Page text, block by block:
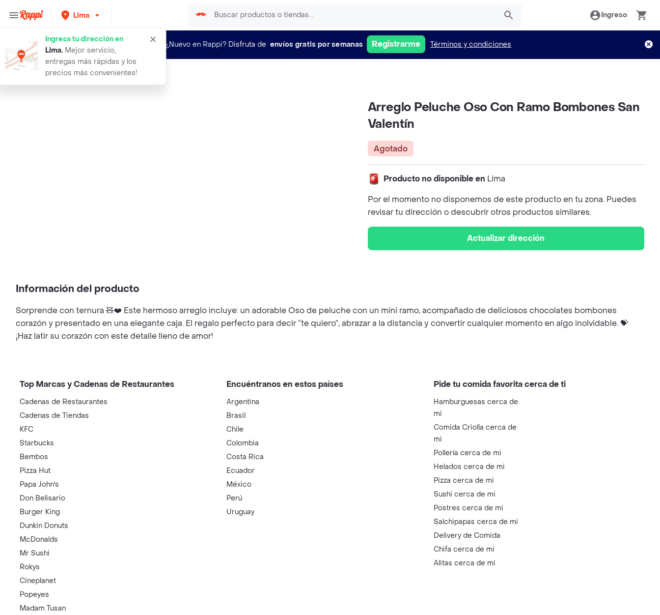
Lima
Ingresa tu dirección en
Lima. Mejor servicio,
entregas más rápidas y los
precios más convenientes!
Ingreso
¿Nuevo en Rappi? Disfruta de envíos gratis por semanas Registrarme Términos y condiciones
arreglo peluche oso con ramo bombon
Arreglo Peluche Oso Con Ramo Bombones San
Valentín
Agotado
Producto no disponible en Lima
Por el momento no disponemos de este producto en tu zona. Puedes
revisar tu dirección o descubrir otros productos similares.
Actualizar dirección
Información del producto
Sorprende con ternura 🧸❤️ Este hermoso arreglo incluye: un adorable Oso de peluche con un mini ramo, acompañado de deliciosos chocolates bombones
corazón y presentado en una elegante caja. El regalo perfecto para decir “te quiero”, abrazar a la distancia y convertir cualquier momento en algo inolvidable. 💝
¡Haz latir su corazón con este detalle lleno de amor!
Top Marcas y Cadenas de Restaurantes
Cadenas de Restaurantes
Cadenas de Tiendas
KFC
Starbucks
Bembos
Pizza Hut
Papa John's
Don Belisario
Burger King
Dunkin Donuts
McDonalds
Mr Sushi
Rokys
Cineplanet
Popeyes
Madam Tusan
Encuéntranos en estos países
Argentina
Brasil
Chile
Colombia
Costa Rica
Ecuador
México
Perú
Uruguay
Pide tu comida favorita cerca de ti
Hamburguesas cerca de
mi
Comida Criolla cerca de
mi
Pollería cerca de mi
Helados cerca de mi
Pizza cerca de mi
Sushi cerca de mi
Postres cerca de mi
Salchipapas cerca de mi
Delivery de Comida
Chifa cerca de mi
Alitas cerca de mi